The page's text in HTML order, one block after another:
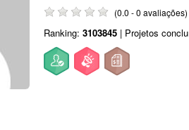
(0.0 - 0 avaliações)
Ranking: 3103845 | Projetos